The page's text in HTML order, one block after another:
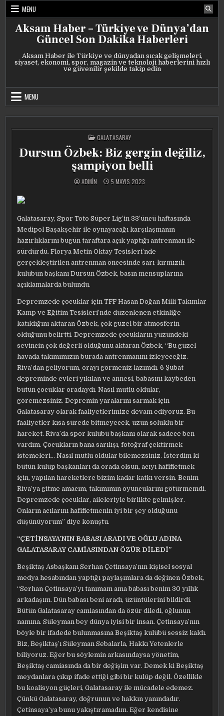
Skip
content
MENU
Aksam Haber – Türkiye ve Dünya’dan
Güncel Son Dakika Haberleri
Aksam Haber ile Türkiye ve dünyadan sıcak gelişmeleri,
siyaset, ekonomi, spor, magazin ve teknoloji haberlerini hızlı
ve güvenilir şekilde takip edin
MENU
POSTED
IN
GALATASARAY
Dursun Özbek: Biz gergin değiliz,
şampiyon belli
ADMIN 5 MAYIS 2023
Galatasaray, Spor Toto Süper Lig’in 33’üncü haftasında
Medipol Başakşehir ile oynayacağı karşılaşmanın
hazırlıklarını bugün taraftara açık yaptığı antrenman ile
sürdürdü. Florya Metin Oktay Tesisleri’nde
gerçekleştirilen antrenman öncesinde sarı-kırmızılı
kulübün başkanı Dursun Özbek, basın mensuplarına
açıklamalarda bulundu.
Depremzede çocuklar için TFF Hasan Doğan Milli Takımlar
Kamp ve Eğitim Tesisleri’nde düzenlenen etkinliğe
katıldığını aktaran Özbek, çok güzel bir atmosferin
olduğunu belirtti. Depremzede çocukların yüzündeki
sevincin çok değerli olduğunu aktaran Özbek, “Bu güzel
havada takımımızın burada antrenmanını izleyeceğiz.
Riva’dan geliyorum, orayı görmeniz lazımdı. 6 Şubat
depreminde evleri yıkılan ve annesi, babasını kaybeden
bütün çocuklar oradaydı. Nasıl mutlu oldular,
göremezsiniz. Depremin yaralarını sarmak için
Galatasaray olarak faaliyetlerimize devam ediyoruz. Bu
faaliyetler kısa sürede bitmeyecek, uzun soluklu bir
hareket. Riva’da spor kulübü başkanı olarak sadece ben
vardım. Çocukların bana sarılışı, fotoğraf çektirmek
istemeleri… Nasıl mutlu oldular bilemezsiniz. İsterdim ki
bütün kulüp başkanları da orada olsun, acıyı hafifletmek
için, yapılan hareketlere bizim kadar katkı versin. Benim
Riva’ya gitme amacım, takımımın oyuncularını götürmemdi.
Depremzede çocuklar, aileleriyle birlikte gelmişler.
Onların acılarını hafifletmenin iyi bir şey olduğunu
düşünüyorum” diye konuştu.
“ÇETİNSAYA’NIN BABASI ARADI VE OĞLU ADINA
GALATASARAY CAMİASINDAN ÖZÜR DİLEDİ”
Beşiktaş Asbaşkanı Serhan Çetinsaya’nın kişisel sosyal
medya hesabından yaptığı paylaşımlara da değinen Özbek,
“Serhan Çetinsaya’yı tanımam ama babası benim 30 yıllık
arkadaşım. Dün babası beni aradı, üzüntülerini bildirdi.
Bütün Galatasaray camiasından da özür diledi, oğlunun
namına. Süleyman bey dünya iyisi bir insan. Çetinsaya’nın
böyle bir ifadede bulunmasına Beşiktaş kulübü sessiz kaldı.
Biz, Beşiktaş’ı Süleyman Sebalarla, Hakkı Yetenlerle
biliyoruz. Eğer bu söylemin arkasındaysa yönetim,
Beşiktaş camiasında da bir değişim var. Demek ki Beşiktaş
meydanlara çıkıp ifade ettiği gibi bir kulüp değil. Özellikle
bu koalisyon güçleri, Galatasaray ile mücadele edemez.
Çünkü Galatasaray, doğrunun ve hakkın yanındadır.
Çetinsaya’ya bunu yakıştıramadım. Eğer kendisine